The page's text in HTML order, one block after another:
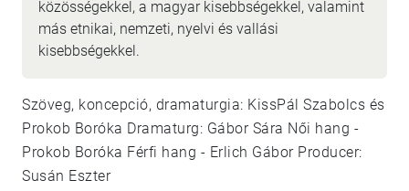
közösségekkel, a magyar kisebbségekkel, valamint
más etnikai, nemzeti, nyelvi és vallási
kisebbségekkel.
Szöveg, koncepció, dramaturgia: KissPál Szabolcs és
Prokob Boróka Dramaturg: Gábor Sára Női hang -
Prokob Boróka Férfi hang - Erlich Gábor Producer:
Susán Eszter